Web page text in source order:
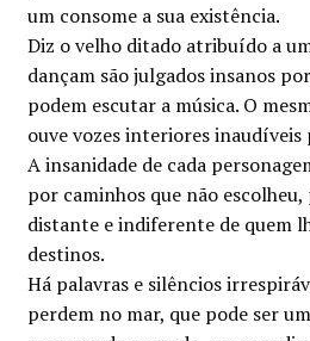
um consome a sua existência.
Diz o velho ditado atribuído a
dançam são julgados insanos
podem escutar a música. O
ouve vozes interiores
A insanidade de cada
por caminhos que não
distante e indiferente de quem
destinos.
Há palavras e silêncios
perdem no mar, que pode ser